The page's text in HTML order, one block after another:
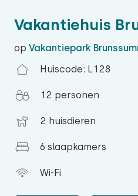
Vakantiehuis
op Vakantiepark
Huiscode: L128
12 personen
2 huisdieren
6 slaapkamers
Wi-Fi